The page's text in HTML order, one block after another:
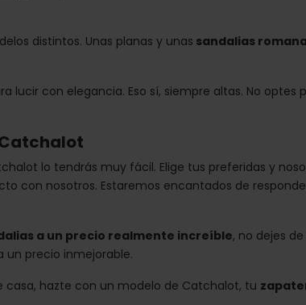
distintos. Unas planas y unas sandalias
lucir con elegancia. Eso sí, siempre altas. No optes
lo tendrás muy fácil. Elige tus preferidas y
con nosotros. Estaremos encantados de
a un precio realmente increíble, no dejes
un precio inmejorable.
casa, hazte con un modelo de Catchalot, tu